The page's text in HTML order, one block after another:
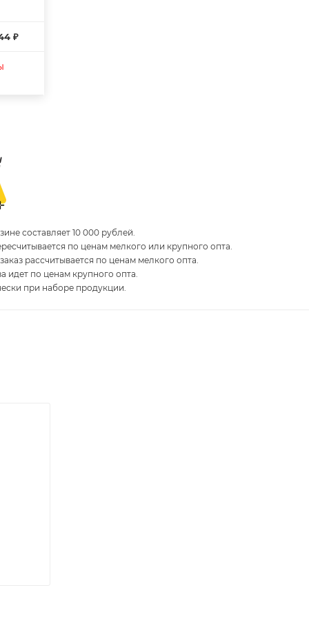
₽
составляет 10 000 рублей.
по ценам мелкого или крупного опта.
рассчитывается по ценам мелкого опта.
идет по ценам крупного опта.
при наборе продукции.